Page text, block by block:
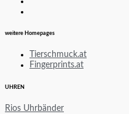
weitere Homepages
Tierschmuck.at
Fingerprints.at
UHREN
Rios Uhrbänder